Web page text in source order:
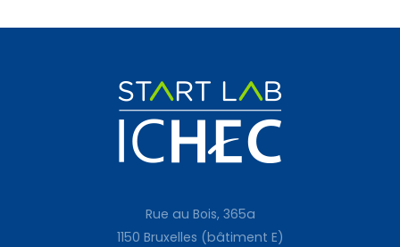
Rue au Bois, 365a
1150 Bruxelles (bâtiment E)